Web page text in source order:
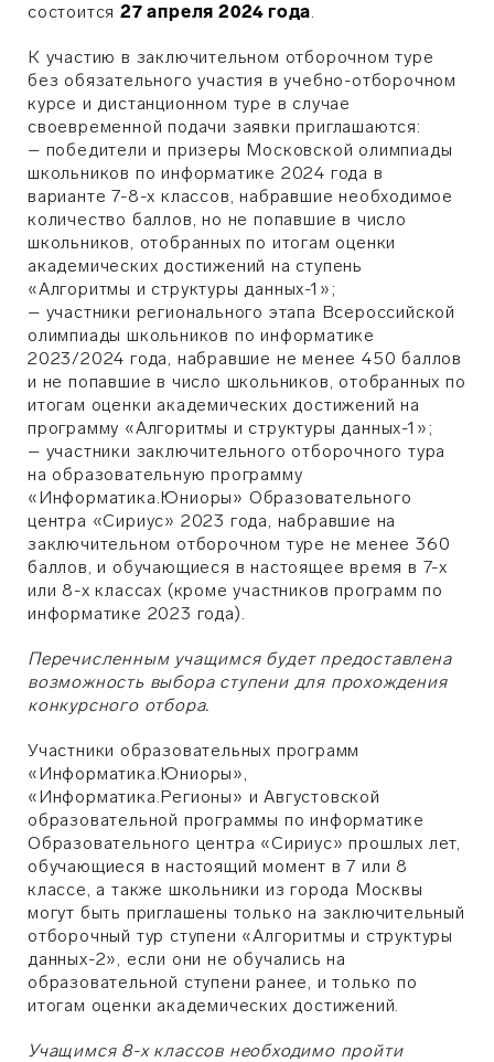
состоится27 апреля 2024 года.
К участию в заключительном отборочном туре
без обязательного участия в учебно-отборочном
курсе и дистанционном туре в случае
своевременной подачи заявки приглашаются:
– победители и призеры Московской олимпиады
школьников по информатике 2024 года в
варианте 7-8-х классов, набравшие необходимое
количество баллов, но не попавшие в число
школьников, отобранных по итогам оценки
академических достижений на ступень
«Алгоритмы и структуры данных-1»;
– участники регионального этапа Всероссийской
олимпиады школьников по информатике
2023/2024 года, набравшие не менее 450 баллов
и не попавшие в число школьников, отобранных по
итогам оценки академических достижений на
программу «Алгоритмы и структуры данных-1»;
– участники заключительного отборочного тура
на образовательную программу
«Информатика.Юниоры» Образовательного
центра «Сириус» 2023 года, набравшие на
заключительном отборочном туре не менее 360
баллов, и обучающиеся в настоящее время в 7-х
или 8-х классах (кроме участников программ по
информатике 2023 года).
Перечисленным учащимся будет предоставлена
возможность выбора ступени для прохождения
конкурсного отбора.
Участники образовательных программ
«Информатика.Юниоры»,
«Информатика.Регионы» и Августовской
образовательной программы по информатике
Образовательного центра «Сириус» прошлых лет,
обучающиеся в настоящий момент в 7 или 8
классе, а также школьники из города Москвы
могут быть приглашены только на заключительный
отборочный тур ступени «Алгоритмы и структуры
данных-2», если они не обучались на
образовательной ступени ранее, и только по
итогам оценки академических достижений.
Учащимся 8-х классов необходимо пройти